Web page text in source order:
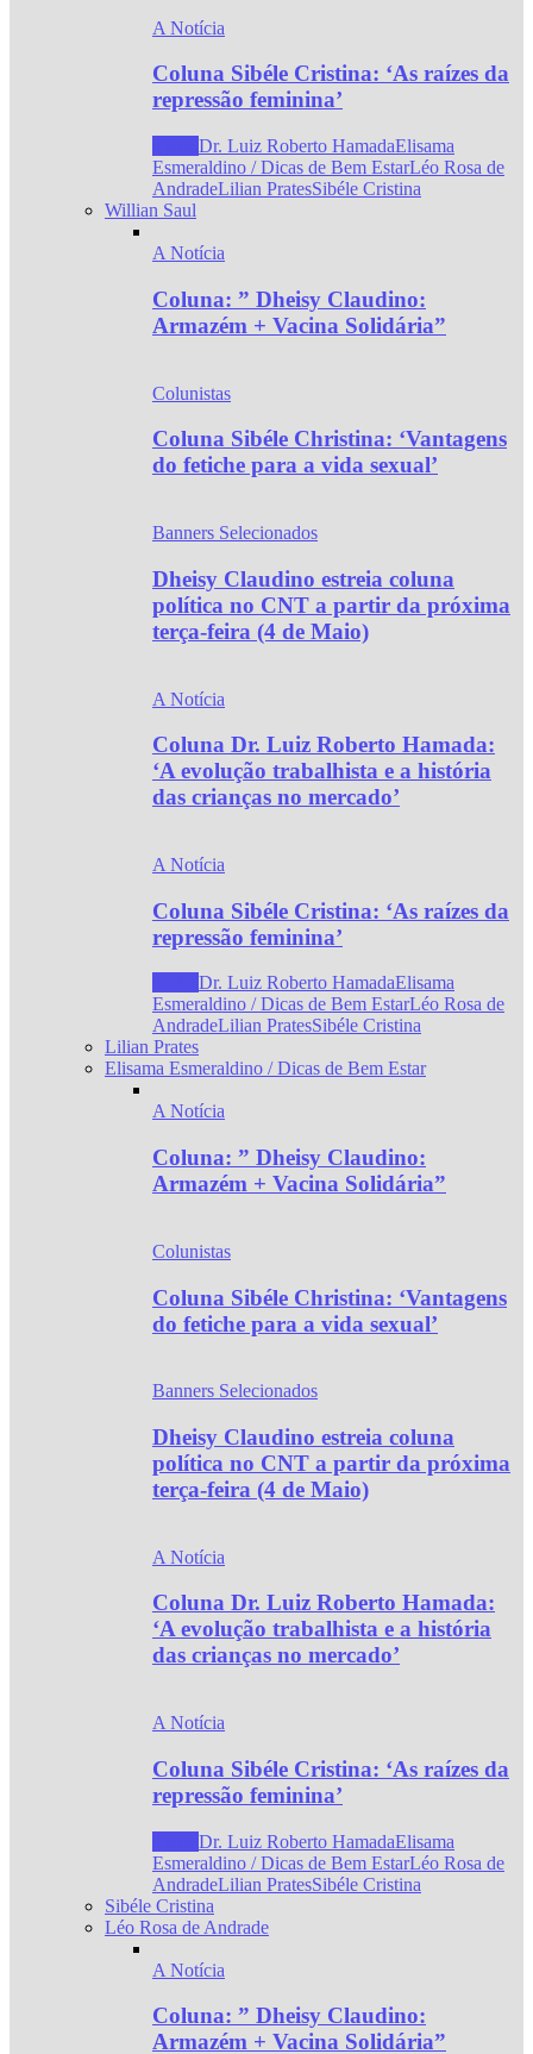
A Notícia
Coluna Sibéle Cristina: ‘As raízes da
repressão feminina’
Dr. Luiz Roberto HamadaElisama
Esmeraldino / Dicas de Bem EstarLéo Rosa de
AndradeLilian PratesSibéle Cristina
Willian Saul
A Notícia
Coluna: ” Dheisy Claudino:
Armazém + Vacina Solidária”
Colunistas
Coluna Sibéle Christina: ‘Vantagens
do fetiche para a vida sexual’
Banners Selecionados
Dheisy Claudino estreia coluna
política no CNT a partir da próxima
terça-feira (4 de Maio)
A Notícia
Coluna Dr. Luiz Roberto Hamada:
‘A evolução trabalhista e a história
das crianças no mercado’
A Notícia
Coluna Sibéle Cristina: ‘As raízes da
repressão feminina’
Dr. Luiz Roberto HamadaElisama
Esmeraldino / Dicas de Bem EstarLéo Rosa de
AndradeLilian PratesSibéle Cristina
Lilian Prates
Elisama Esmeraldino / Dicas de Bem Estar
A Notícia
Coluna: ” Dheisy Claudino:
Armazém + Vacina Solidária”
Colunistas
Coluna Sibéle Christina: ‘Vantagens
do fetiche para a vida sexual’
Banners Selecionados
Dheisy Claudino estreia coluna
política no CNT a partir da próxima
terça-feira (4 de Maio)
A Notícia
Coluna Dr. Luiz Roberto Hamada:
‘A evolução trabalhista e a história
das crianças no mercado’
A Notícia
Coluna Sibéle Cristina: ‘As raízes da
repressão feminina’
Dr. Luiz Roberto HamadaElisama
Esmeraldino / Dicas de Bem EstarLéo Rosa de
AndradeLilian PratesSibéle Cristina
Sibéle Cristina
Léo Rosa de Andrade
A Notícia
Coluna: ” Dheisy Claudino:
Armazém + Vacina Solidária”